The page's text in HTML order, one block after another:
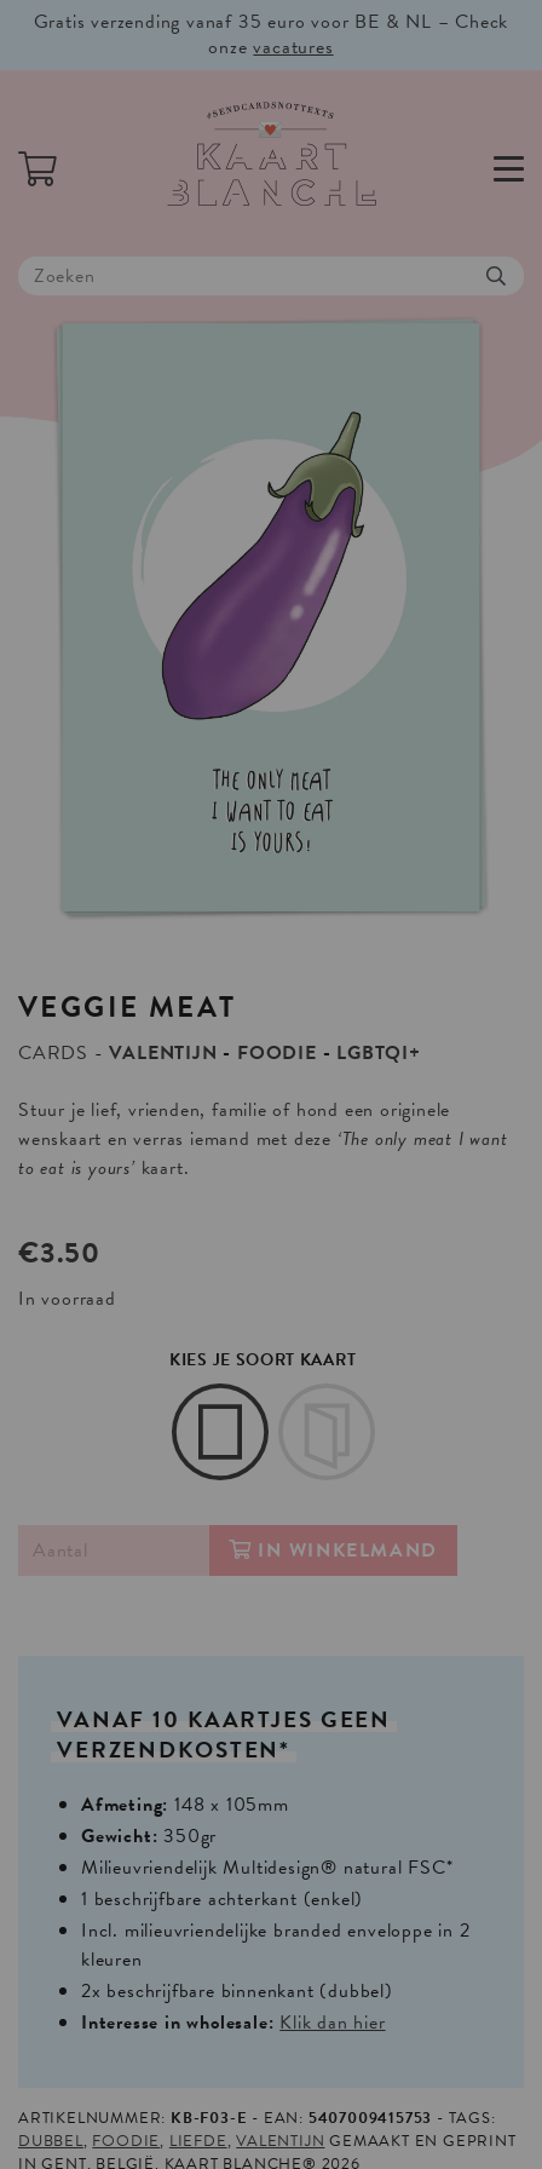
Gratis verzending vanaf 35 euro voor BE & NL – Check
onzevacatures
VEGGIE MEAT
CARDS VALENTIJN FOODIE
LGBTQI+
Stuur je lief, vrienden, familie of hond een originele
wenskaart en verras iemand met deze ‘The only meat I want
to eat is yours’ kaart.
€3.50
In voorraad
KIES JE SOORT KAART
IN WINKELMAND
VANAF 10 KAARTJES GEEN
VERZENDKOSTEN*
Afmeting: 148 x 105mm
Gewicht: 350gr
Milieuvriendelijk Multidesign® natural FSC*
1 beschrijfbare achterkant (enkel)
Incl. milieuvriendelijke branded enveloppe in 2
kleuren
2x beschrijfbare binnenkant (dubbel)
Interesse in wholesale: Klik dan hier
ARTIKELNUMMER: KB-F03-E EAN: 5407009415753
TAGS:
DUBBEL, FOODIE, LIEFDE,VALENTIJN GEMAAKT EN GEPRINT
IN GENT, BELGIË. KAART BLANCHE® 2026